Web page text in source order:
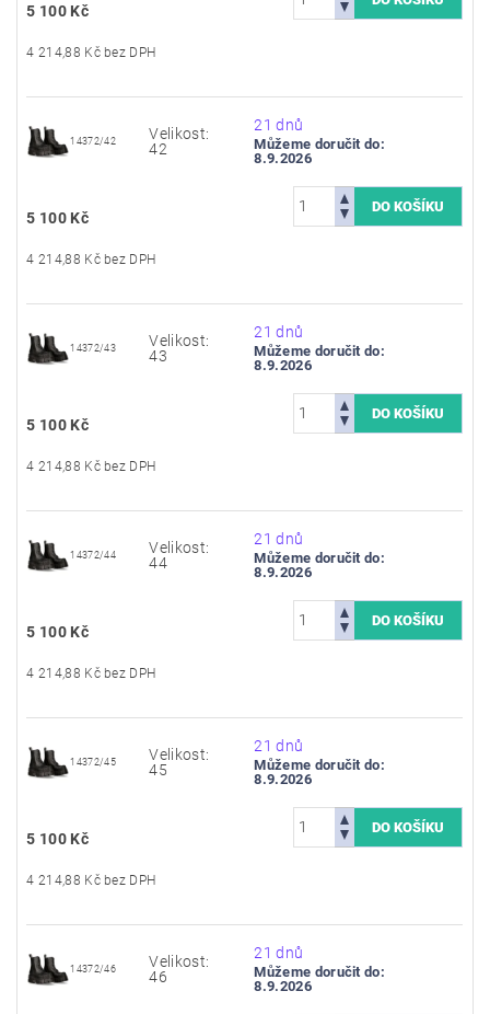
5 100 Kč
4 214,88 Kč bez DPH
14372/42
Velikost:
42
21 dnů
Můžeme doručit do:
8.9.2026
5 100 Kč
4 214,88 Kč bez DPH
14372/43
Velikost:
43
21 dnů
Můžeme doručit do:
8.9.2026
5 100 Kč
4 214,88 Kč bez DPH
14372/44
Velikost:
44
21 dnů
Můžeme doručit do:
8.9.2026
5 100 Kč
4 214,88 Kč bez DPH
14372/45
Velikost:
45
21 dnů
Můžeme doručit do:
8.9.2026
5 100 Kč
4 214,88 Kč bez DPH
14372/46
Velikost:
46
21 dnů
Můžeme doručit do:
8.9.2026